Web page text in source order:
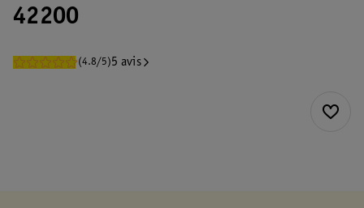
42200
(4.8/5)5 avis